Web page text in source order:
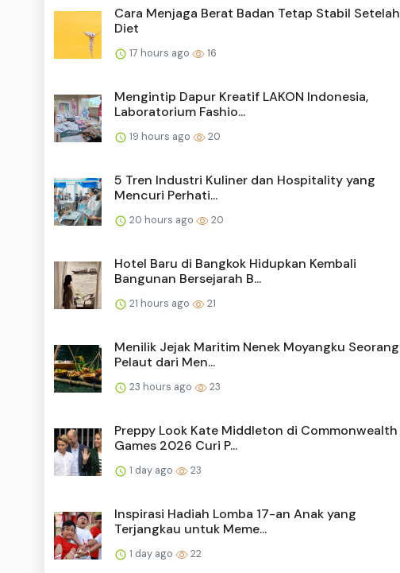
Cara Menjaga Berat Badan Tetap Stabil Setelah
Diet
17 hours ago 16
Mengintip Dapur Kreatif LAKON Indonesia,
Laboratorium Fashio...
19 hours ago 20
5 Tren Industri Kuliner dan Hospitality yang
Mencuri Perhati...
20 hours ago 20
Hotel Baru di Bangkok Hidupkan Kembali
Bangunan Bersejarah B...
21 hours ago 21
Menilik Jejak Maritim Nenek Moyangku Seorang
Pelaut dari Men...
23 hours ago 23
Preppy Look Kate Middleton di Commonwealth
Games 2026 Curi P...
1 day ago 23
Inspirasi Hadiah Lomba 17-an Anak yang
Terjangkau untuk Meme...
1 day ago 22